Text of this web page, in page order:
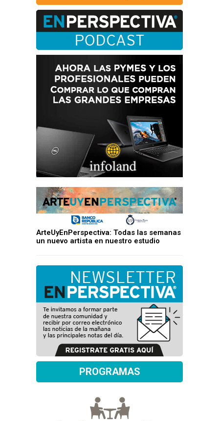
ArteUyEnPerspectiva: Todas las semanas
un nuevo artista en nuestro estudio
PROGRAMAS